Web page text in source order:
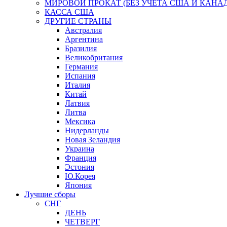
МИРОВОЙ ПРОКАТ (БЕЗ УЧЕТА США И
КАССА США
ДРУГИЕ СТРАНЫ
Австралия
Аргентина
Бразилия
Великобритания
Германия
Испания
Италия
Китай
Латвия
Литва
Мексика
Нидерланды
Новая Зеландия
Украина
Франция
Эстония
Ю.Корея
Япония
Лучшие сборы
СНГ
ДЕНЬ
ЧЕТВЕРГ